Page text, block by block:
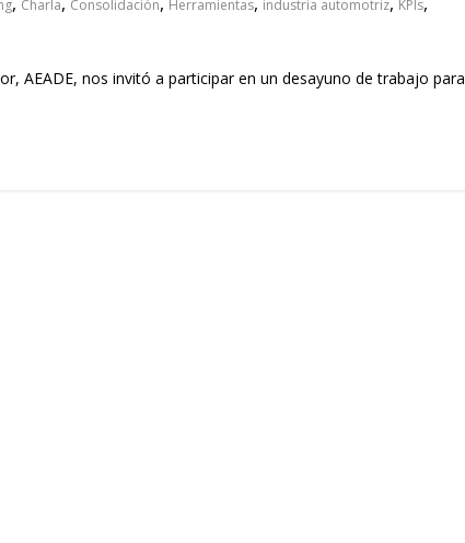
Charla Consolidación Herramientas industria automotriz KPIs
AEADE, nos invitó a participar en un desayuno de trabajo para